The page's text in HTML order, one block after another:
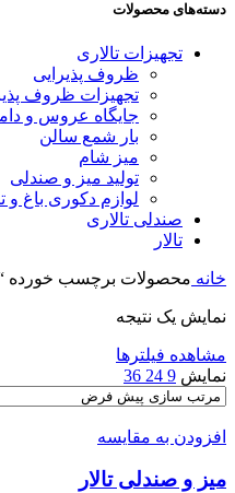
دسته‌های محصولات
تجهیزات تالاری
ظروف پذیرایی
تجهیزات ظروف
جایگاه عروس و
بار شمع سالن
میز شام
تولید میز و صندلی
لوازم دکوری باغ و
صندلی تالاری
تالار
خانه محصولات برچسب خورده
نمایش یک نتیجه
مشاهده فیلترها
نمایش 9
24
36
افزودن به مقایسه
میز و صندلی تالار